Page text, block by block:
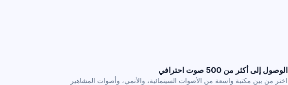
الوصول إلى أكثر من 500 صوت احترافي
اختر من بين مكتبة واسعة من الأصوات السينمائية، والأنمي، وأصوات المشاهير